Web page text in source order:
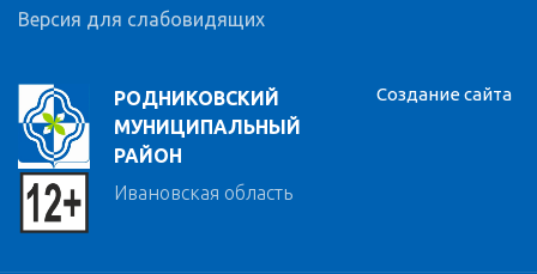
РОДНИКОВСКИЙ
МУНИЦИПАЛЬНЫЙ
РАЙОН
Ивановская область
Версия для слабовидящих
Создание сайта